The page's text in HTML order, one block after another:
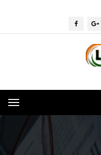
Toggle
navigation